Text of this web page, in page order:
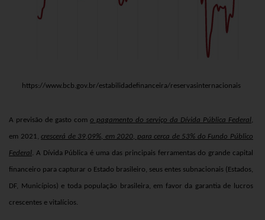
https://www.bcb.gov.br/estabilidadefinanceira/reservasinternacionais
A previsão de gasto com o pagamento do serviço da Dívida Pública Federal,
em 2021,crescerá de 39,09%, em 2020, para cerca de 53% do Fundo Público
Federal. A Dívida Pública é uma das principais ferramentas do grande capital
financeiro para capturar o Estado brasileiro, seus entes subnacionais (Estados,
DF, Municípios) e toda população brasileira, em favor da garantia de lucros
crescentes e vitalícios.